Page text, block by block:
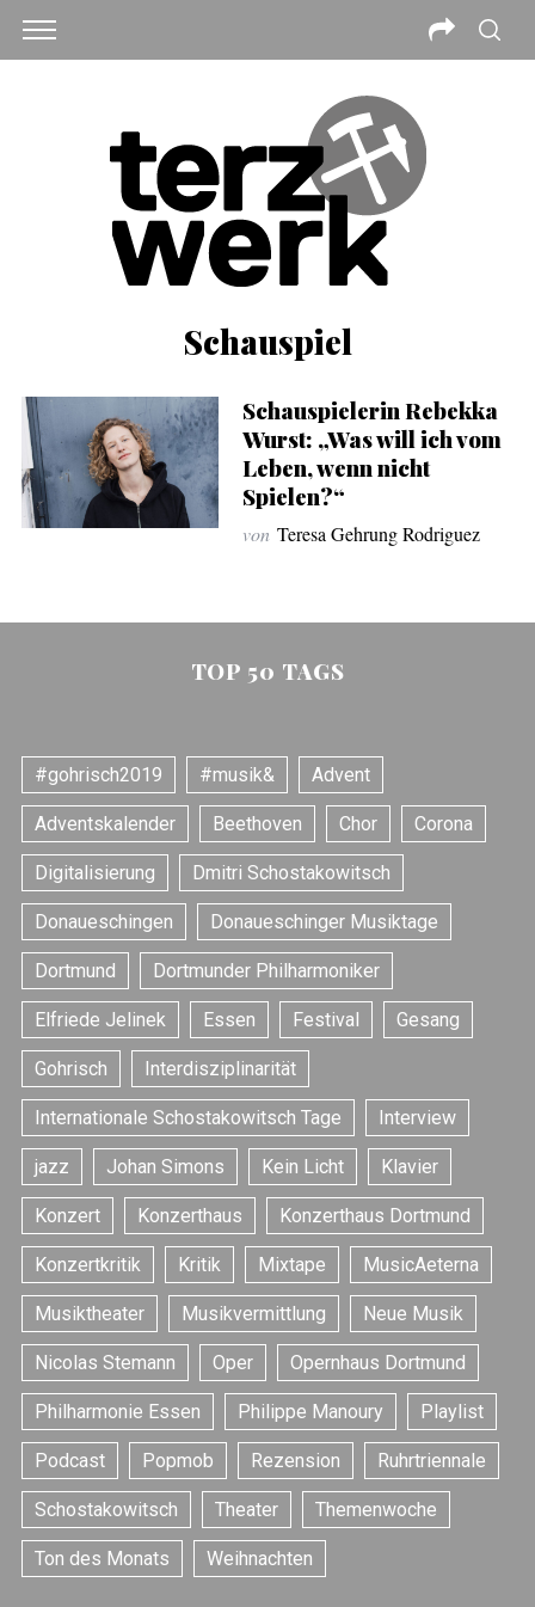
Schauspiel
Schauspielerin Rebekka
Wurst: „Was will ich vom
Leben, wenn nicht
Spielen?“
von Teresa Gehrung Rodriguez
TOP 50 TAGS
#gohrisch2019 #musik& Advent
Adventskalender Beethoven Chor Corona
Digitalisierung Dmitri Schostakowitsch
Donaueschingen Donaueschinger Musiktage
Dortmund Dortmunder Philharmoniker
Elfriede Jelinek Essen Festival Gesang
Gohrisch Interdisziplinarität
Internationale Schostakowitsch Tage Interview
jazz Johan Simons Kein Licht Klavier
Konzert Konzerthaus Konzerthaus Dortmund
Konzertkritik Kritik Mixtape MusicAeterna
Musiktheater Musikvermittlung Neue Musik
Nicolas Stemann Oper Opernhaus Dortmund
Philharmonie Essen Philippe Manoury Playlist
Podcast Popmob Rezension Ruhrtriennale
Schostakowitsch Theater Themenwoche
Ton des Monats Weihnachten
S
e
a
r
c
h
f
o
r
: